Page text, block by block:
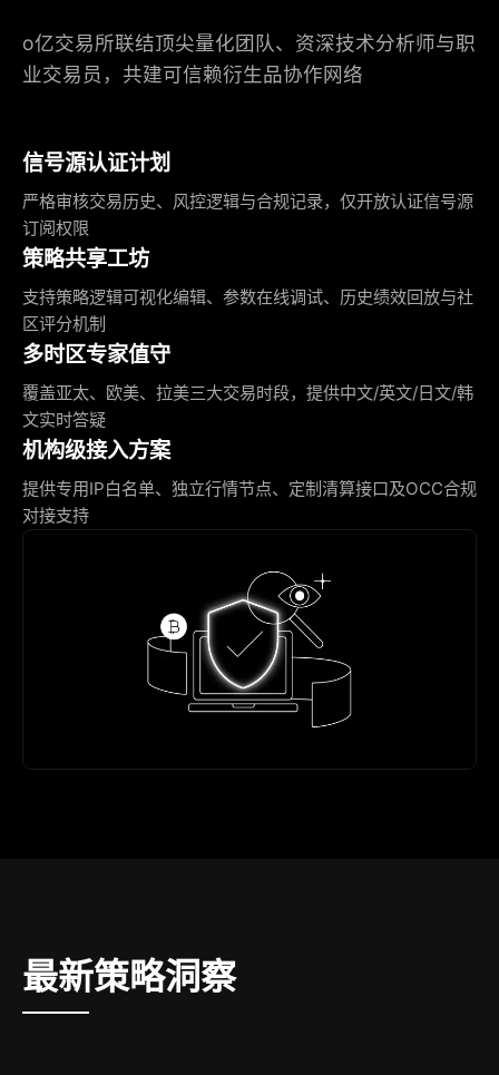
o亿交易所联结顶尖量化团队、资深技术分析师与职
业交易员，共建可信赖衍生品协作网络
信号源认证计划
严格审核交易历史、风控逻辑与合规记录，仅开放认证信号源
订阅权限
策略共享工坊
支持策略逻辑可视化编辑、参数在线调试、历史绩效回放与社
区评分机制
多时区专家值守
覆盖亚太、欧美、拉美三大交易时段，提供中文/英文/日文/韩
文实时答疑
机构级接入方案
提供专用IP白名单、独立行情节点、定制清算接口及OCC合规
对接支持
最新策略洞察